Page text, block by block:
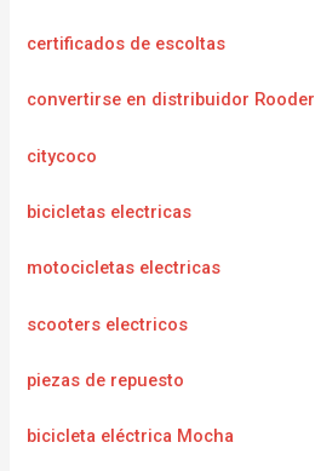
certificados de escoltas
convertirse en distribuidor Rooder
citycoco
bicicletas electricas
motocicletas electricas
scooters electricos
piezas de repuesto
bicicleta eléctrica Mocha